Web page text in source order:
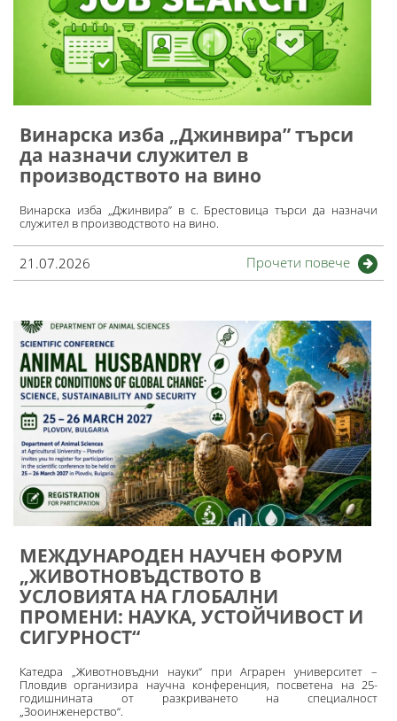
Винарска изба „Джинвира” търси
да назначи служител в
производството на вино
Винарска изба „Джинвира” в с. Брестовица търси да назначи
служител в производството на вино.
21.07.2026 Прочети повече
МЕЖДУНАРОДЕН НАУЧЕН ФОРУМ
„ЖИВОТНОВЪДСТВОТО В
УСЛОВИЯТА НА ГЛОБАЛНИ
ПРОМЕНИ: НАУКА, УСТОЙЧИВОСТ И
СИГУРНОСТ“
Катедра „Животновъдни науки“ при Аграрен университет –
Пловдив организира научна конференция, посветена на 25-
годишнината от разкриването на специалност
„Зооинженерство“.